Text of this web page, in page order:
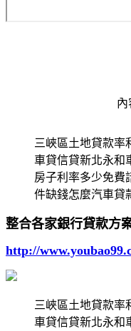
內
三峽區土地貸款率
車貸信貸新北永和
房子利率多少免費
件缺錢怎麼汽車貸
整合各家銀行貸款方
http://
三峽區土地貸款率
車貸信貸新北永和